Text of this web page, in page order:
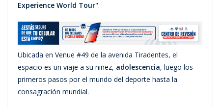
Experience World Tour".
Ubicada en Venue #49 de la avenida Tiradentes, el
espacio es un viaje a su niñez, adolescencia, luego los
primeros pasos por el mundo del deporte hasta la
consagración mundial.